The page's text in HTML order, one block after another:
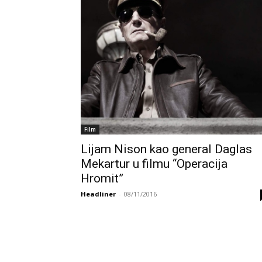
Film
Lijam Nison kao general Daglas
Mekartur u filmu “Operacija
Hromit”
Headliner - 08/11/2016